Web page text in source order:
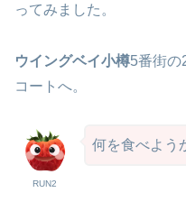
ってみました。
ウイングベイ小樽5番街の
コートへ。
RUN2
何を食べよう